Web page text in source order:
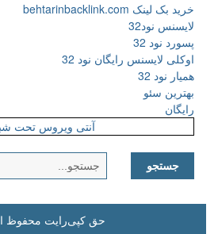
خرید بک لینک behtarinbacklink.com
لایسنس نود32
پسورد نود 32
اوکلی لایسنس رایگان نود 32
همیار نود 32
بهترین سئو
رایگان
آنتی ویروس تحت
برای:
حق کپی‌رایت محفوظ